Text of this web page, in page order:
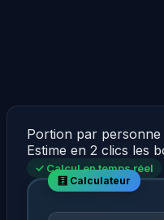
Portion par personne
Estime en 2 clics les
✓ Calcul en temps réel